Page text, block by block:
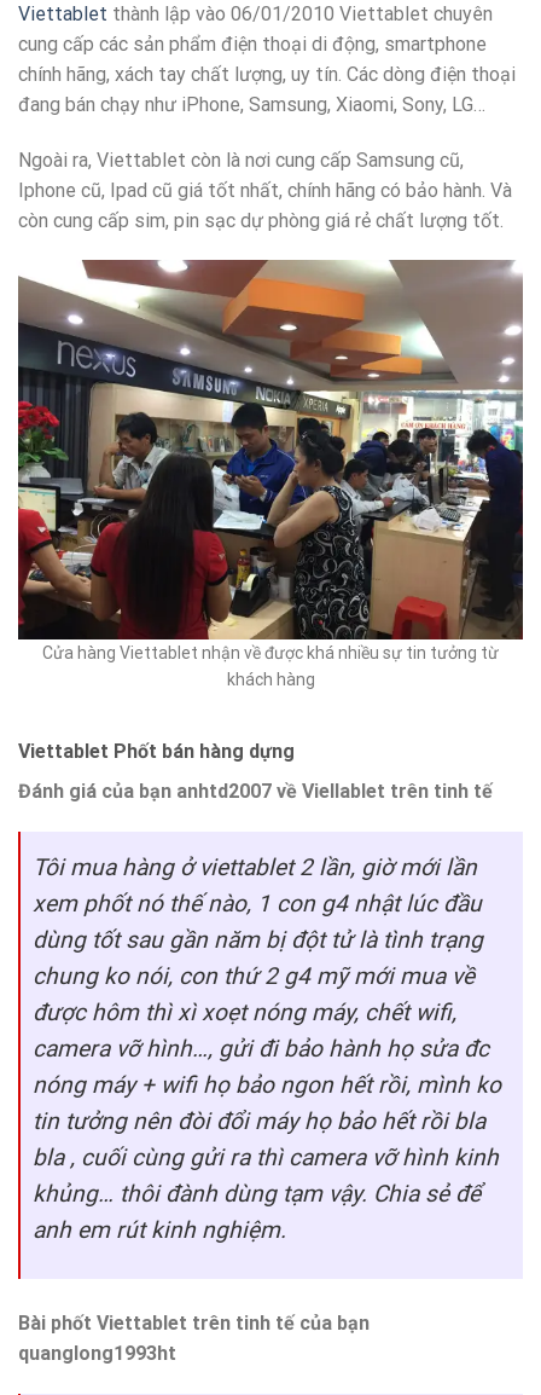
Viettablet thành lập vào 06/01/2010 Viettablet chuyên
cung cấp các sản phẩm điện thoại di động, smartphone
chính hãng, xách tay chất lượng, uy tín. Các dòng điện thoại
đang bán chạy như iPhone, Samsung, Xiaomi, Sony, LG…
Ngoài ra, Viettablet còn là nơi cung cấp Samsung cũ,
Iphone cũ, Ipad cũ giá tốt nhất, chính hãng có bảo hành. Và
còn cung cấp sim, pin sạc dự phòng giá rẻ chất lượng tốt.
Cửa hàng Viettablet nhận về được khá nhiều sự tin tưởng từ
khách hàng
Viettablet Phốt bán hàng dựng
Đánh giá của bạn anhtd2007 về Viellablet trên tinh tế
Tôi mua hàng ở viettablet 2 lần, giờ mới lần
xem phốt nó thế nào, 1 con g4 nhật lúc đầu
dùng tốt sau gần năm bị đột tử là tình trạng
chung ko nói, con thứ 2 g4 mỹ mới mua về
được hôm thì xì xoẹt nóng máy, chết wifi,
camera vỡ hình…, gửi đi bảo hành họ sửa đc
nóng máy + wifi họ bảo ngon hết rồi, mình ko
tin tưởng nên đòi đổi máy họ bảo hết rồi bla
bla , cuối cùng gửi ra thì camera vỡ hình kinh
khủng… thôi đành dùng tạm vậy. Chia sẻ để
anh em rút kinh nghiệm.
Bài phốt Viettablet trên tinh tế của bạn
quanglong1993ht